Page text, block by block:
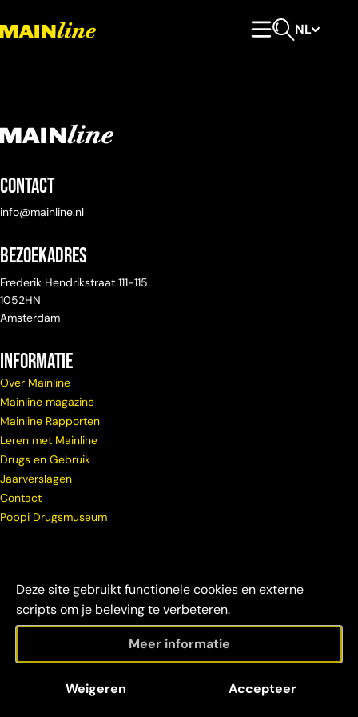
Deze site gebruikt functionele cookies en externe
scripts om je beleving te verbeteren.
Meer informatie
Weigeren Accepteer
NL
Contact
info@mainline.nl
Bezoekadres
Frederik Hendrikstraat 111-115
1052HN
Amsterdam
Informatie
Over Mainline
Mainline magazine
Mainline Rapporten
Leren met Mainline
Drugs en Gebruik
Jaarverslagen
Contact
Poppi Drugsmuseum
Mainline 2026
verantwoordelijkheid
credits